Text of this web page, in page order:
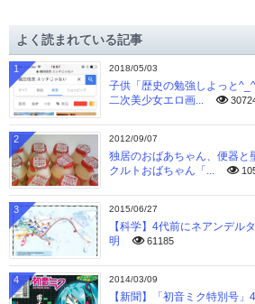
ブよく読まれている記事
2018/05/03
子供「歴史の勉強しよっと
二次美少女エロ画...
1
2012/09/07
独居のおばあちゃん、便器
クルトおばちゃん「...
2
2015/06/27
【科学】4代前にネアンデル
明
61185
3
2014/03/09
【新聞】「初音ミク特別号」
4